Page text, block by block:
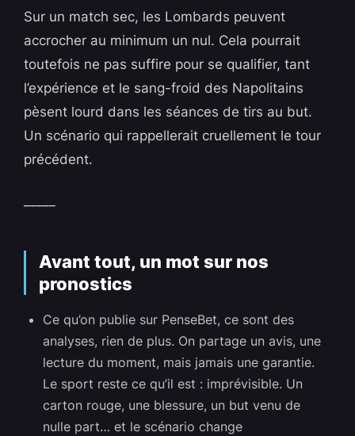
Sur un match sec, les Lombards peuvent
accrocher au minimum un nul. Cela pourrait
toutefois ne pas suffire pour se qualifier, tant
l’expérience et le sang-froid des Napolitains
pèsent lourd dans les séances de tirs au but.
Un scénario qui rappellerait cruellement le tour
précédent.
Avant tout, un mot sur nos
pronostics
Ce qu’on publie sur PenseBet, ce sont des
analyses, rien de plus. On partage un avis, une
lecture du moment, mais jamais une garantie.
Le sport reste ce qu’il est : imprévisible. Un
carton rouge, une blessure, un but venu de
nulle part… et le scénario change